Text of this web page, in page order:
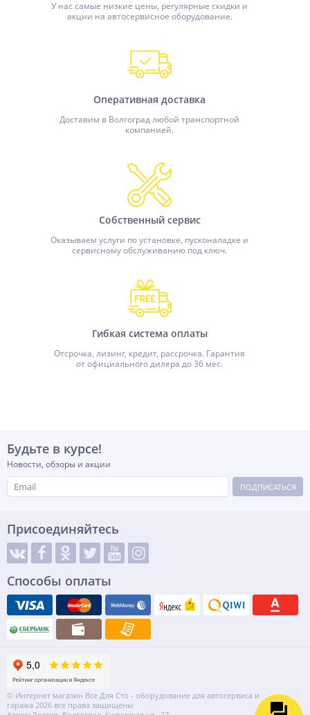
У нас самые низкие цены, регулярные скидки и
акции на автосервисное оборудование.
Оперативная доставка
Доставим в Волгоград любой транспортной
компанией.
Собственный сервис
Оказываем услуги по установке, пусконаладке и
сервисному обслуживанию под ключ.
Гибкая система оплаты
Отсрочка, лизинг, кредит, рассрочка. Гарантия
от официального дилера до 36 мес.
Будьте в курсе!
Новости, обзоры и акции
ПОДПИСАТЬСЯ
Присоединяйтесь
Способы оплаты
© Интернет магазин Все Для Сто - оборудование для автосервиса и
гаража 2026 все права защищены